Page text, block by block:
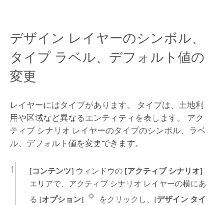
デザイン レイヤーのシンボル、
タイプ ラベル、デフォルト値の
変更
レイヤーにはタイプがあります。 タイプは、土地利
用や区域など異なるエンティティを表します。 アク
ティブ シナリオ レイヤーのタイプのシンボル、ラベ
ル、デフォルト値を変更できます。
[コンテンツ]ウィンドウの [アクティブ シナリオ]
エリアで、アクティブ シナリオ レイヤーの横にあ
る [オプション] をクリックし、 [デザイン タイ